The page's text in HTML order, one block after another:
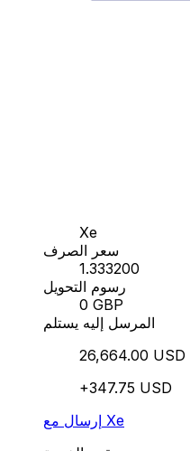
Xe
سعر الصرف
1.333200
رسوم التحويل
0 GBP
المرسل إليه يستلم
26,664.00 USD
+347.75 USD
إرسال مع Xe